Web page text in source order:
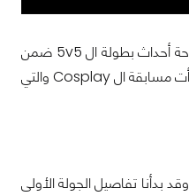
كما تعلمون فبطولة نكسوس مقسمة إلى عدة مسابقات تخص كل منها طور من أطوار League of Legends وقد بدأت البارحة أحداث بطولة ال 5v5 ضمن
، كما بدأت مسابقة ال Cosplay والتي
البطولة إلى عدة جولات وقد بدأنا تفاصيل الجولة الأولى